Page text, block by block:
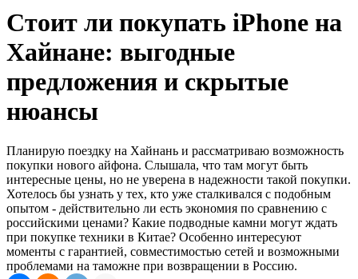
Стоит ли покупать iPhone на
Хайнане: выгодные
предложения и скрытые
нюансы
Планирую поездку на Хайнань и рассматриваю возможность
покупки нового айфона. Слышала, что там могут быть
интересные цены, но не уверена в надежности такой покупки.
Хотелось бы узнать у тех, кто уже сталкивался с подобным
опытом - действительно ли есть экономия по сравнению с
российскими ценами? Какие подводные камни могут ждать
при покупке техники в Китае? Особенно интересуют
моменты с гарантией, совместимостью сетей и возможными
проблемами на таможне при возвращении в Россию.